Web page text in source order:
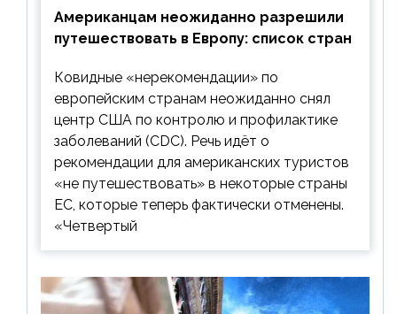
Американцам неожиданно разрешили
путешествовать в Европу: список стран
Ковидные «нерекомендации» по
европейским странам неожиданно снял
центр США по контролю и профилактике
заболеваний (CDC). Речь идёт о
рекомендации для американских туристов
«не путешествовать» в некоторые страны
ЕС, которые теперь фактически отменены.
«Четвертый